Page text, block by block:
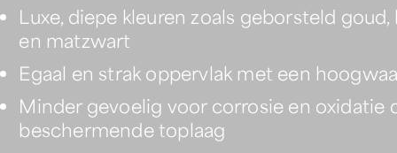
Luxe, diepe kleuren zoals geborsteld
en matzwart
Egaal en strak oppervlak met een
Minder gevoelig voor corrosie en oxidatie
beschermende toplaag